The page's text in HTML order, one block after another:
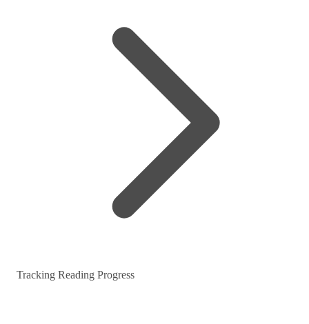
Tracking Reading Progress